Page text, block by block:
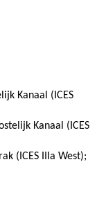
Kanaal (ICES
Kanaal (ICES
(ICES IIIa West);